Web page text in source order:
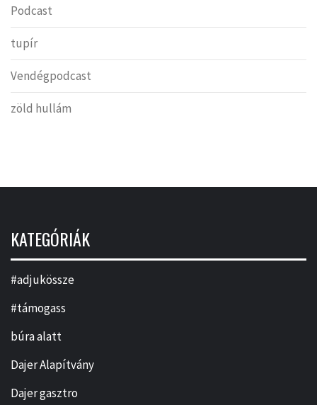
Podcast
tupír
Vendégpodcast
zöld hullám
KATEGÓRIÁK
#adjukössze
#támogass
búra alatt
Dajer Alapítvány
Dajer gasztro